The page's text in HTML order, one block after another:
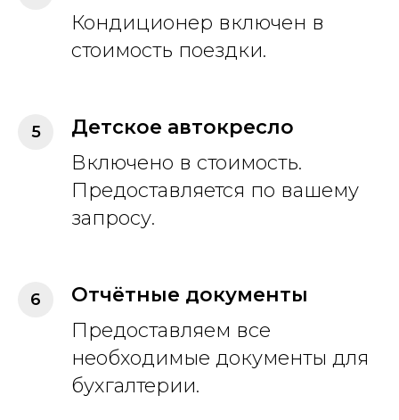
Кондиционер включен в
стоимость поездки.
Детское автокресло
Включено в стоимость.
Предоставляется по вашему
запросу.
Отчётные документы
Предоставляем все
необходимые документы для
бухгалтерии.